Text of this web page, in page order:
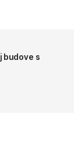
budove s